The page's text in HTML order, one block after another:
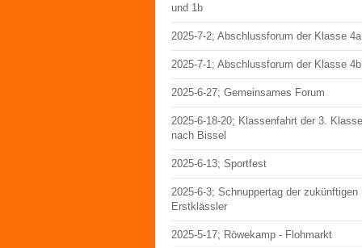
und 1b
2025-7-2; Abschlussforum der Klasse 4a
2025-7-1; Abschlussforum der Klasse 4b
2025-6-27; Gemeinsames Forum
2025-6-18-20; Klassenfahrt der 3.
nach Bissel
2025-6-13; Sportfest
2025-6-3; Schnuppertag der zukünftigen
Erstklässler
2025-5-17; Röwekamp - Flohmarkt